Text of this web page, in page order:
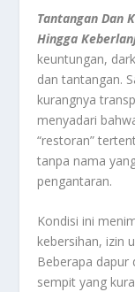
Tantangan Dan
Hingga
keuntungan,
dan tantangan.
kurangnya
menyadari
“restoran”
tanpa nama
pengantaran.
Kondisi ini
kebersihan, izin
Beberapa dapur
sempit yang